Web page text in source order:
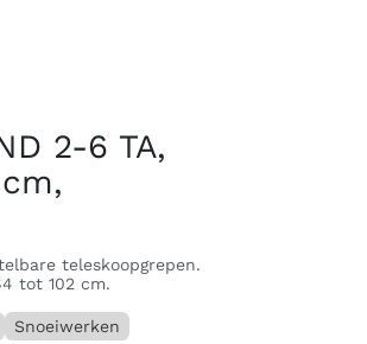
2-6 TA,
teleskoopgrepen.
tot 102 cm.
Snoeiwerken